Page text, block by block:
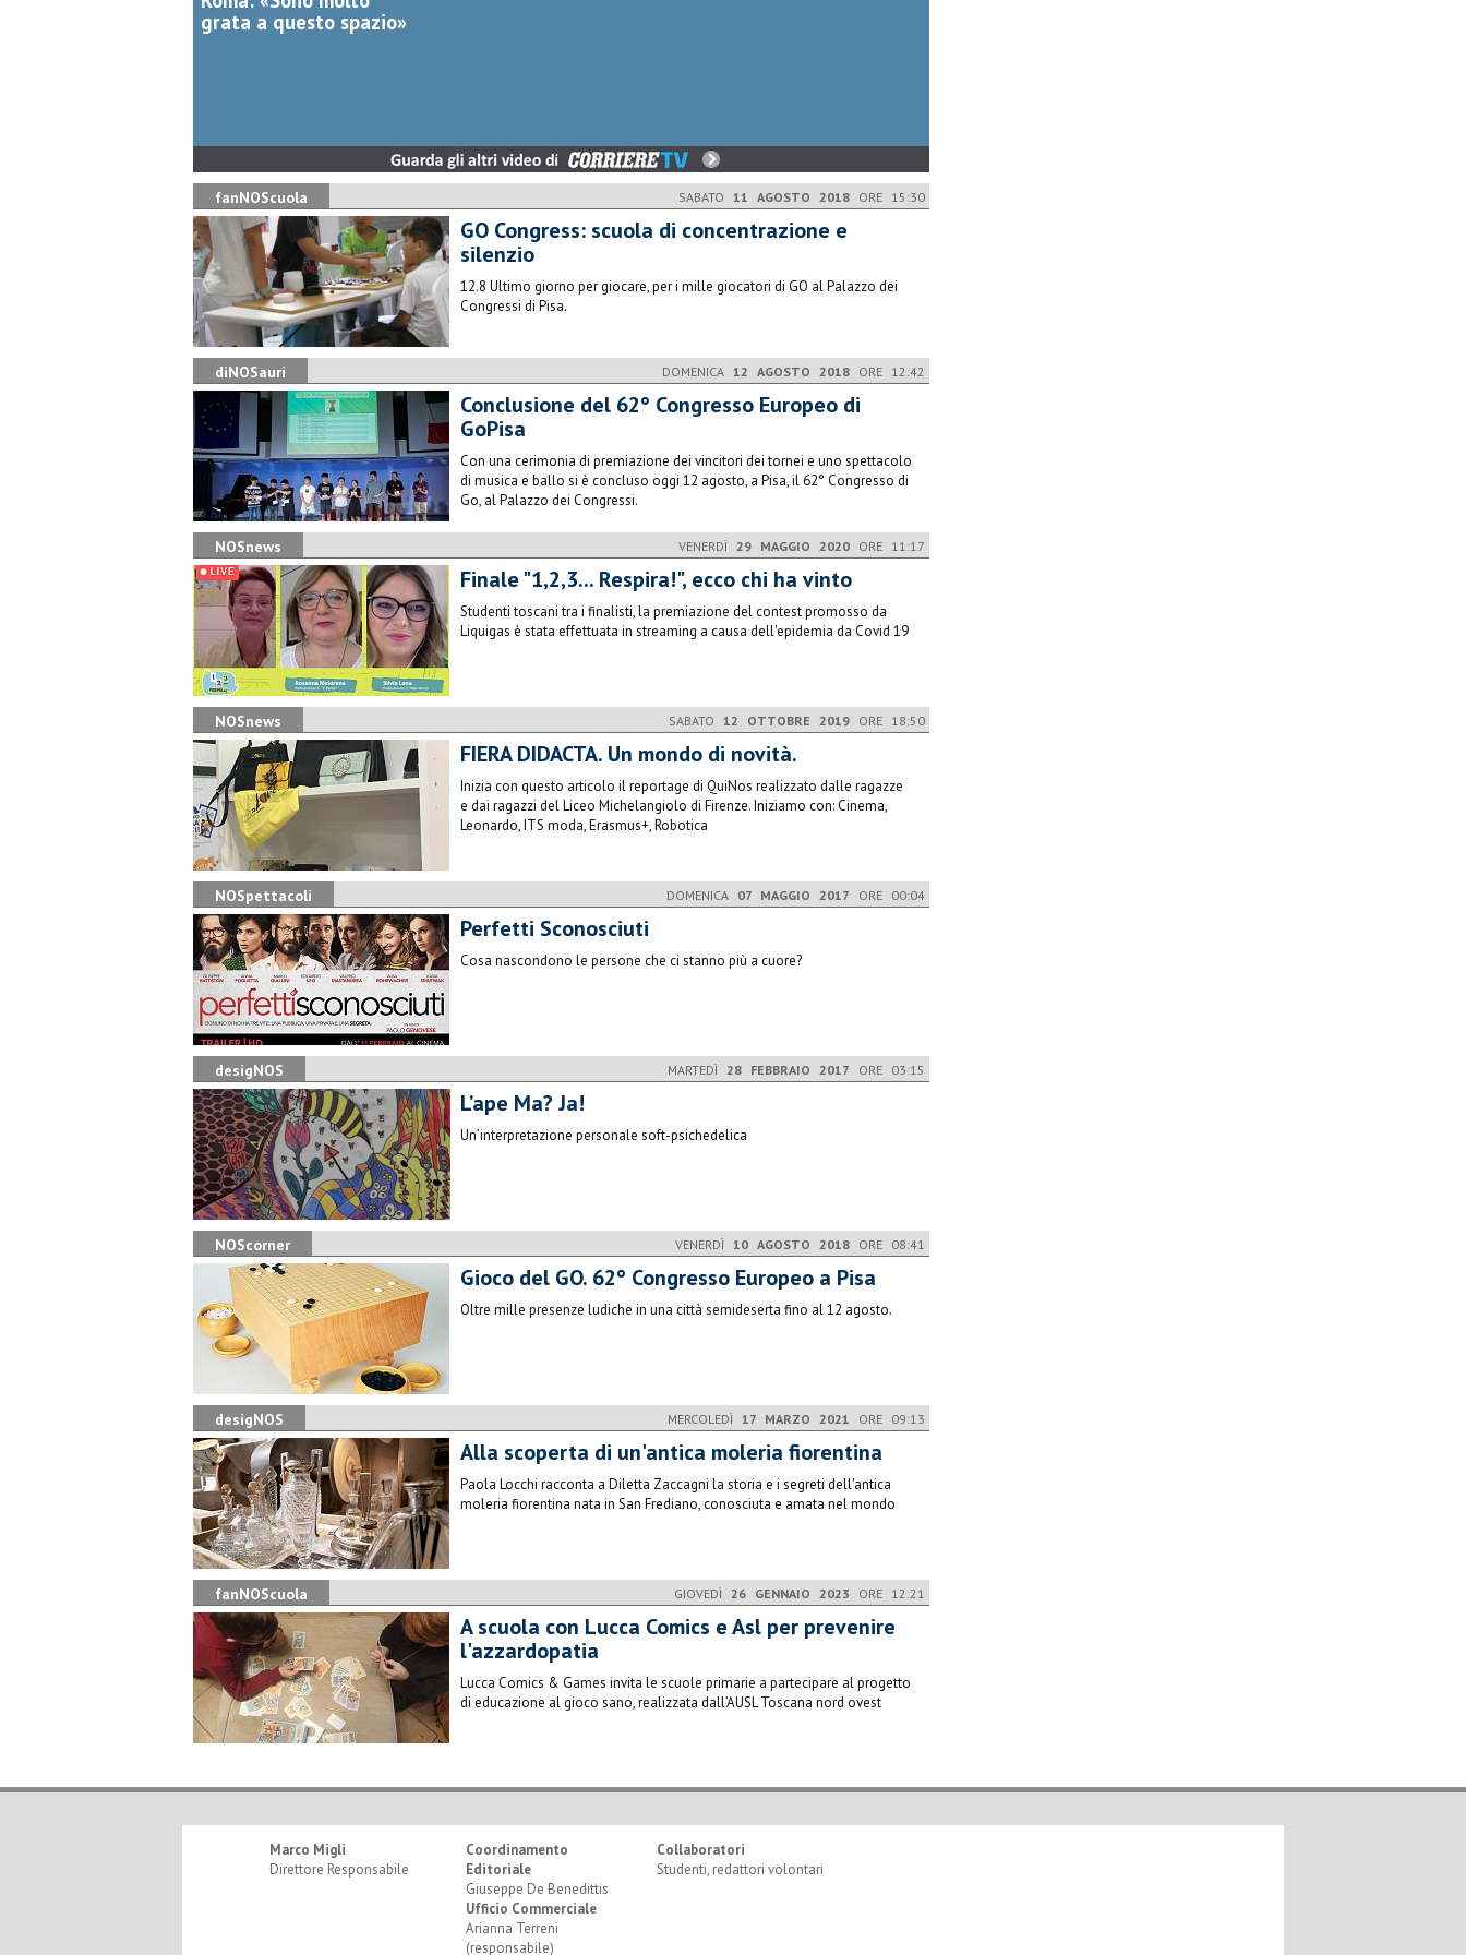
grata a questo spazio»
fanNOScuola SABATO 11 AGOSTO 2018 ORE 15:30
GO Congress: scuola di concentrazione e
silenzio
12.8 ​Ultimo giorno per giocare, per i mille giocatori di GO al Palazzo dei
Congressi di Pisa.
diNOSauri DOMENICA 12 AGOSTO 2018 ORE 12:42
Conclusione del 62° Congresso Europeo di
GoPisa
Con una cerimonia di premiazione dei vincitori dei tornei e uno spettacolo
di musica e ballo si è concluso oggi 12 agosto, a Pisa, il 62° Congresso di
Go, al Palazzo dei Congressi.
NOSnews VENERDÌ 29 MAGGIO 2020 ORE 11:17
Finale "1,2,3... Respira!", ecco chi ha vinto
Studenti toscani tra i finalisti, la premiazione del contest promosso da
Liquigas è stata effettuata in streaming a causa dell'epidemia da Covid 19
NOSnews SABATO 12 OTTOBRE 2019 ORE 18:50
FIERA DIDACTA. Un mondo di novità.
Inizia con questo articolo il reportage di QuiNos realizzato dalle ragazze
e dai ragazzi del Liceo Michelangiolo di Firenze. Iniziamo con: Cinema,
Leonardo, ITS moda, Erasmus+, Robotica
NOSpettacoli DOMENICA 07 MAGGIO 2017 ORE 00:04
​Perfetti Sconosciuti
Cosa nascondono le persone che ci stanno più a cuore?
desigNOS MARTEDÌ 28 FEBBRAIO 2017 ORE 03:15
L’ape Ma? Ja!
Un’interpretazione personale soft-psichedelica
NOScorner VENERDÌ 10 AGOSTO 2018 ORE 08:41
Gioco del GO. 62° Congresso Europeo a Pisa
​Oltre mille presenze ludiche in una città semideserta fino al 12 agosto.
desigNOS MERCOLEDÌ 17 MARZO 2021 ORE 09:13
Alla scoperta di un'antica moleria fiorentina
Paola Locchi racconta a Diletta Zaccagni la storia e i segreti dell'antica
moleria fiorentina nata in San Frediano, conosciuta e amata nel mondo
fanNOScuola GIOVEDÌ 26 GENNAIO 2023 ORE 12:21
A scuola con Lucca Comics e Asl per prevenire
l'azzardopatia
​Lucca Comics & Games invita le scuole primarie a partecipare al progetto
di educazione al gioco sano, realizzata dall’AUSL Toscana nord ovest
Marco Migli
Direttore Responsabile
Coordinamento
Editoriale
Giuseppe De Benedittis
Ufficio Commerciale
Arianna Terreni
(responsabile)
Collaboratori
Studenti, redattori volontari